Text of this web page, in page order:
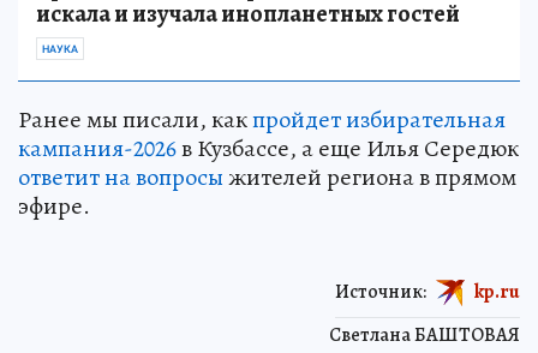
искала и изучала инопланетных гостей
НАУКА
Ранее мы писали, какпройдет избирательная
кампания-2026в Кузбассе, а еще Илья Середюк
ответит на вопросыжителей региона в прямом
эфире.
Светлана БАШТОВАЯ
Источник: kp.ru